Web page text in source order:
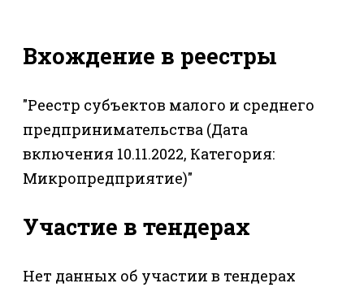
Вхождение в реестры
"Реестр субъектов малого и среднего
предпринимательства (Дата
включения 10.11.2022, Категория:
Микропредприятие)"
Участие в тендерах
Нет данных об участии в тендерах